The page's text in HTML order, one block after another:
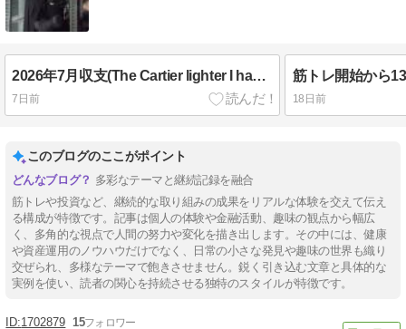
2026年7月収支(The Cartier lighter I had been looking for)
7日前 18日前
このブログのここがポイント
多彩なテーマと継続記録を融合
筋トレや投資など、継続的な取り組みの成果をリアルな体験を交えて伝え
る構成が特徴です。記事は個人の体験や金融活動、趣味の観点から幅広
く、多角的な視点で人間の努力や変化を描き出します。その中には、健康
や資産運用のノウハウだけでなく、日常の小さな発見や趣味の世界も織り
交ぜられ、多様なテーマで飽きさせません。鋭く引き込む文章と具体的な
実例を使い、読者の関心を持続させる独特のスタイルが特徴です。
1702879 15